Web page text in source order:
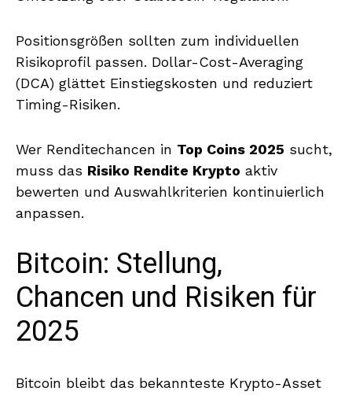
Positionsgrößen sollten zum individuellen
Risikoprofil passen. Dollar-Cost-Averaging
(DCA) glättet Einstiegskosten und reduziert
Timing-Risiken.
Wer Renditechancen in Top Coins 2025 sucht,
muss das Risiko Rendite Krypto aktiv
bewerten und Auswahlkriterien kontinuierlich
anpassen.
Bitcoin: Stellung,
Chancen und Risiken für
2025
Bitcoin bleibt das bekannteste Krypto-Asset